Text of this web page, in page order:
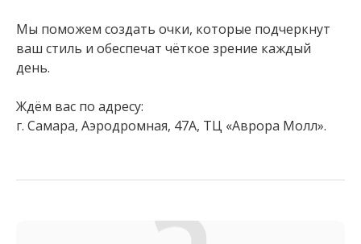
Мы поможем создать очки, которые подчеркнут
ваш стиль и обеспечат чёткое зрение каждый
день.
Ждём вас по адресу:
г. Самара, Аэродромная, 47А, ТЦ «Аврора Молл».